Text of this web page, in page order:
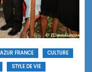
FRANCE
CULTURE
STYLE DE VIE